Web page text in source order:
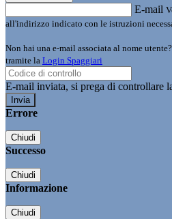
E-mail
all'indirizzo indicato con le istruzioni
Non hai una e-mail associata al nome
tramite la Login Spaggiari
E-mail inviata, si prega di controllare
Errore
Chiudi
Successo
Chiudi
Informazione
Chiudi